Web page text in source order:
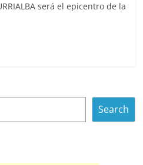
será el epicentro de la
Search